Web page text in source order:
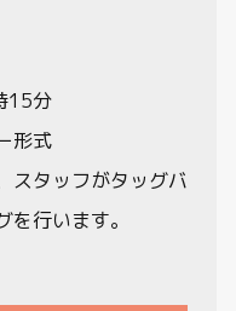
15分
形式
スタッフがタッグバ
行います。